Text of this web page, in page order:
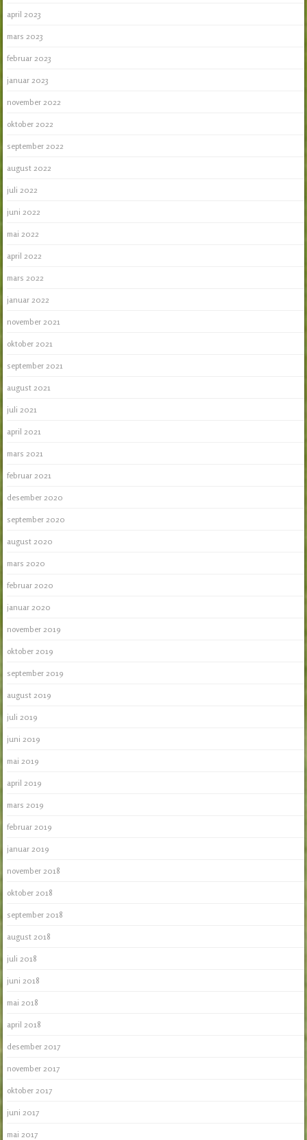
april 2023
mars 2023
februar 2023
januar 2023
november 2022
oktober 2022
september 2022
august 2022
juli 2022
juni 2022
mai 2022
april 2022
mars 2022
januar 2022
november 2021
oktober 2021
september 2021
august 2021
juli 2021
april 2021
mars 2021
februar 2021
desember 2020
september 2020
august 2020
mars 2020
februar 2020
januar 2020
november 2019
oktober 2019
september 2019
august 2019
juli 2019
juni 2019
mai 2019
april 2019
mars 2019
februar 2019
januar 2019
november 2018
oktober 2018
september 2018
august 2018
juli 2018
juni 2018
mai 2018
april 2018
desember 2017
november 2017
oktober 2017
juni 2017
mai 2017